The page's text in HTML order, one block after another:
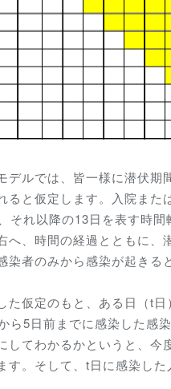
デルでは、皆一様に潜伏期
ると仮定します。入院また
それ以降の13日を表す時
へ、時間の経過とともに
染者のみから感染が起きる
た仮定のもと、ある日（t日
ら5日前までに感染した感
してわかるかというと、
す。そして、t日に感染し